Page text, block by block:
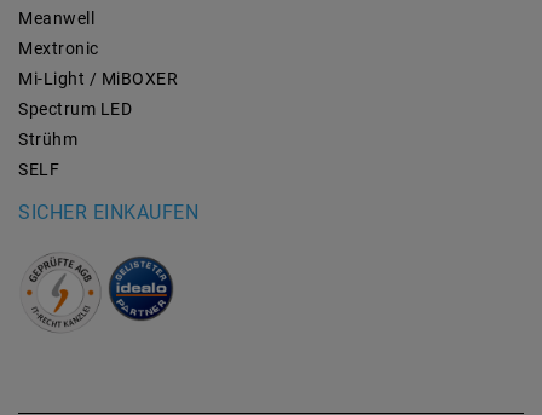
Meanwell
Mextronic
Mi-Light / MiBOXER
Spectrum LED
Strühm
SELF
SICHER EINKAUFEN